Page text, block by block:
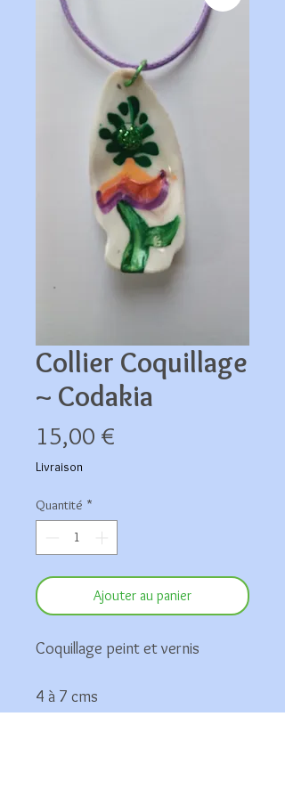
Collier Coquillage
~ Codakia
15,00 €
Livraison
Quantité *
Ajouter au panier
Coquillage peint et vernis
4 à 7 cms